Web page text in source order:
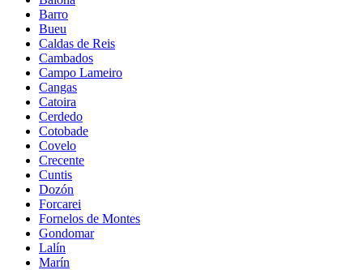
Barro
Bueu
Caldas de Reis
Cambados
Campo Lameiro
Cangas
Catoira
Cerdedo
Cotobade
Covelo
Crecente
Cuntis
Dozón
Forcarei
Fornelos de Montes
Gondomar
Lalín
Marín